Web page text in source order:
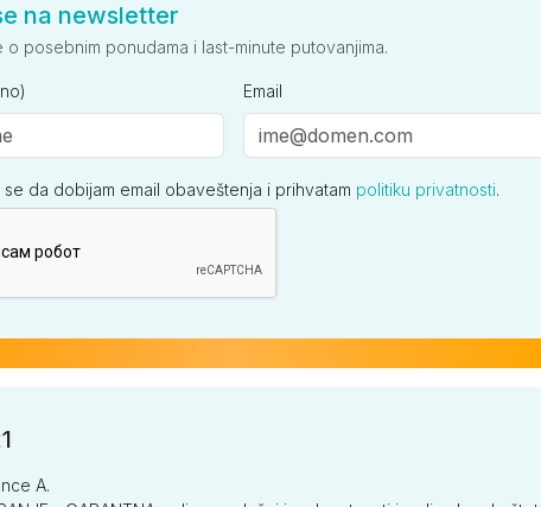
na newsletter
o posebnim ponudama i last-minute putovanjima.
Email
se da dobijam email obaveštenja i prihvatam politiku privatnosti.
A.